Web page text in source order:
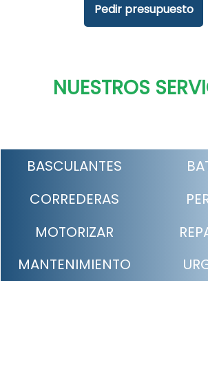
Pedir presupuesto
NUESTROS
BASCULANTES
CORREDERAS
MOTORIZAR
MANTENIMIENTO